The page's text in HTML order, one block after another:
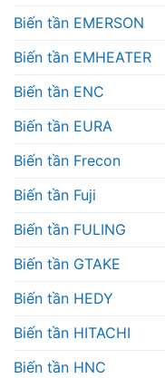
Biến tần EMERSON
Biến tần EMHEATER
Biến tần ENC
Biến tần EURA
Biến tần Frecon
Biến tần Fuji
Biến tần FULING
Biến tần GTAKE
Biến tần HEDY
Biến tần HITACHI
Biến tần HNC